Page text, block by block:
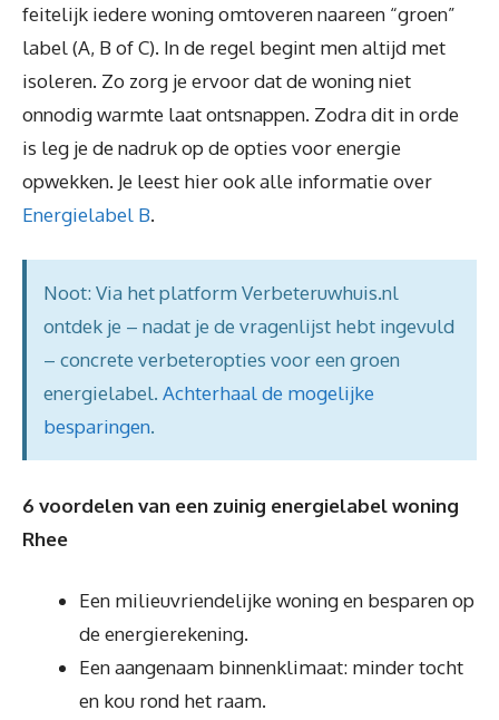
feitelijk iedere woning omtoveren naareen “groen”
label (A, B of C). In de regel begint men altijd met
isoleren. Zo zorg je ervoor dat de woning niet
onnodig warmte laat ontsnappen. Zodra dit in orde
is leg je de nadruk op de opties voor energie
opwekken. Je leest hier ook alle informatie over
Energielabel B.
Noot: Via het platform Verbeteruwhuis.nl
ontdek je – nadat je de vragenlijst hebt ingevuld
– concrete verbeteropties voor een groen
energielabel. Achterhaal de mogelijke
besparingen.
6 voordelen van een zuinig energielabel woning
Rhee
Een milieuvriendelijke woning en besparen op
de energierekening.
Een aangenaam binnenklimaat: minder tocht
en kou rond het raam.